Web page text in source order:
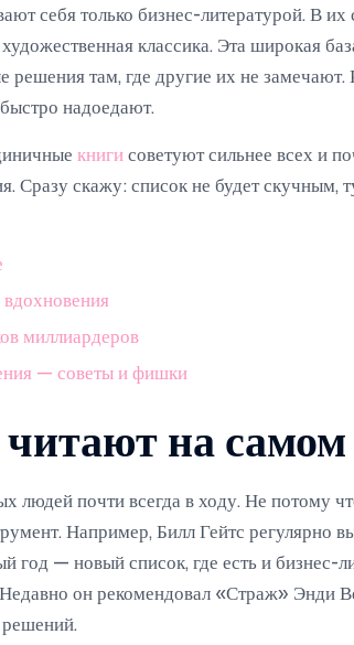
себя только бизнес-литературой. В их
классика. Эта широкая
решения там, где другие их не
надоедают.
книги советуют сильнее всех и
Сразу скажу: список не будет скучным,
миллиардеров
— советы и фишки
на самом
людей почти всегда в ходу. Не потому
Например, Билл Гейтс регулярно
год — новый список, где есть и бизнес-
он рекомендовал «Страж» Энди
решений.